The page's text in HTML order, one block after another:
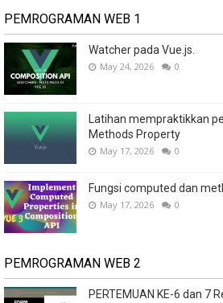
PEMROGRAMAN WEB 1
Watcher pada Vue.js.
May 24, 2026 0
Latihan mempraktikkan
Methods Property
May 17, 2026 0
Fungsi computed dan
May 17, 2026 0
PEMROGRAMAN WEB 2
PERTEMUAN KE-6 dan 7